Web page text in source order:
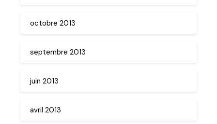
octobre 2013
septembre 2013
juin 2013
avril 2013